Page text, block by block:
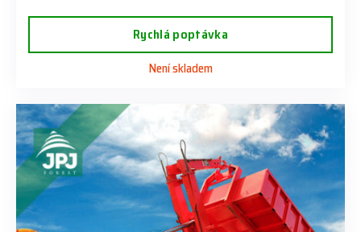
Rychlá poptávka
Není skladem